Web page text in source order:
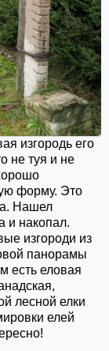
изгородь его
не туя и не
форму. Это
Нашел
и накопал.
изгороди из
панорамы
есть еловая
лесной елки
елей